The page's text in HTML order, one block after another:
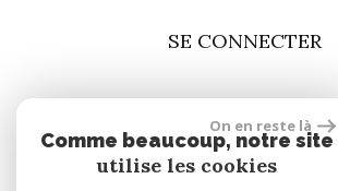
SE CONNECTER
espace propriétaire
On en reste là
Comme beaucoup, notre site
utilise les cookies